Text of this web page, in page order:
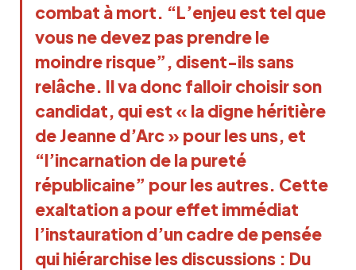
combat à mort. “L’enjeu est tel que
vous ne devez pas prendre le
moindre risque”, disent-ils sans
relâche. Il va donc falloir choisir son
candidat, qui est « la digne héritière
de Jeanne d’Arc » pour les uns, et
“l’incarnation de la pureté
républicaine” pour les autres. Cette
exaltation a pour effet immédiat
l’instauration d’un cadre de pensée
qui hiérarchise les discussions : Du